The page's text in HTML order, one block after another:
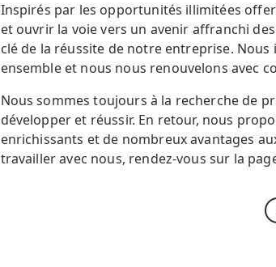
Inspirés par les opportunités illimitées
et ouvrir la voie vers un avenir affranchi
clé de la réussite de notre entreprise.
ensemble et nous nous renouvelons avec
Nous sommes toujours à la recherche de
développer et réussir. En retour, nous
enrichissants et de nombreux avantages
travailler avec nous, rendez-vous sur la